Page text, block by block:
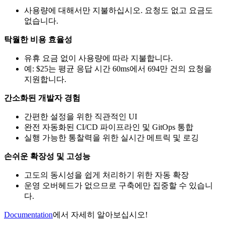
사용량에 대해서만 지불하십시오. 요청도 없고 요금도
없습니다.
탁월한 비용 효율성
유휴 요금 없이 사용량에 따라 지불합니다.
예: $25는 평균 응답 시간 60ms에서 694만 건의 요청을
지원합니다.
간소화된 개발자 경험
간편한 설정을 위한 직관적인 UI
완전 자동화된 CI/CD 파이프라인 및 GitOps 통합
실행 가능한 통찰력을 위한 실시간 메트릭 및 로깅
손쉬운 확장성 및 고성능
고도의 동시성을 쉽게 처리하기 위한 자동 확장
운영 오버헤드가 없으므로 구축에만 집중할 수 있습니
다.
Documentation에서 자세히 알아보십시오!